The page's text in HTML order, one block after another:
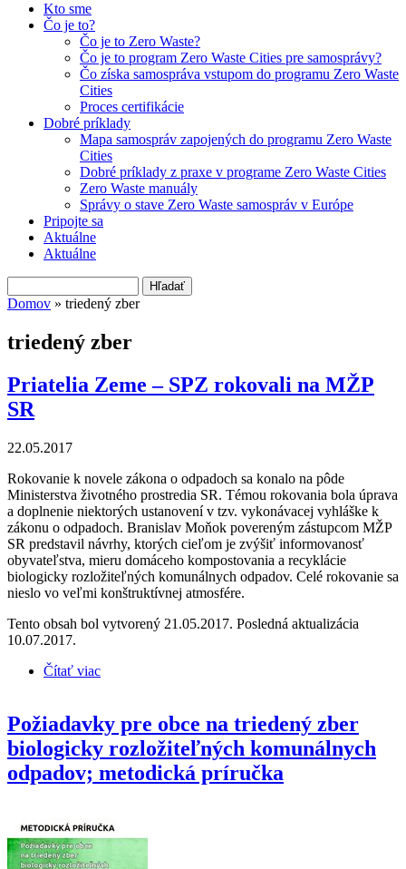
Kto sme
Čo je to?
Čo je to Zero Waste?
Čo je to program Zero Waste Cities pre samosprávy?
Čo získa samospráva vstupom do programu Zero Waste
Cities
Proces certifikácie
Dobré príklady
Mapa samospráv zapojených do programu Zero Waste
Cities
Dobré príklady z praxe v programe Zero Waste Cities
Zero Waste manuály
Správy o stave Zero Waste samospráv v Európe
Pripojte sa
Aktuálne
Aktuálne
Vyhľadávanie
Domov » triedený zber
triedený zber
Priatelia Zeme – SPZ rokovali na MŽP
SR
22.05.2017
Rokovanie k novele zákona o odpadoch sa konalo na pôde
Ministerstva životného prostredia SR. Témou rokovania bola úprava
a doplnenie niektorých ustanovení v tzv. vykonávacej vyhláške k
zákonu o odpadoch. Branislav Moňok povereným zástupcom MŽP
SR predstavil návrhy, ktorých cieľom je zvýšiť informovanosť
obyvateľstva, mieru domáceho kompostovania a recyklácie
biologicky rozložiteľných komunálnych odpadov. Celé rokovanie sa
nieslo vo veľmi konštruktívnej atmosfére.
Tento obsah bol vytvorený 21.05.2017. Posledná aktualizácia
10.07.2017.
Čítať viac
Požiadavky pre obce na triedený zber
biologicky rozložiteľných komunálnych
odpadov; metodická príručka